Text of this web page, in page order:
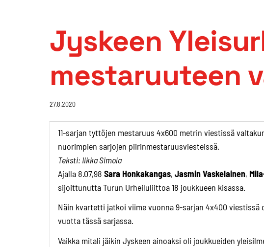
Jyskeen
mestaruuteen
27.8.2020
11-sarjan tyttöjen mestaruus 4x600 metrin viestissä
nuorimpien sarjojen piirinmestaruusviesteissä.
Teksti: Ilkka Simola
Ajalla 8.07,98 Sara Honkakangas, Jasmin Vaskelainen,
sijoittunutta Turun Urheiluliittoa 18 joukkueen kisassa.
Näin kvartetti jatkoi viime vuonna 9-sarjan 4x400 viestissä
vuotta tässä sarjassa.
Vaikka mitali jäikin Jyskeen ainoaksi oli joukkueiden